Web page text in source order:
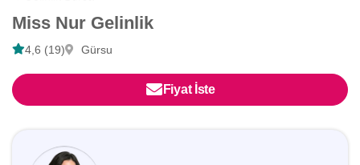
Miss Nur Gelinlik
4,6 (19) Gürsu
Fiyat İste